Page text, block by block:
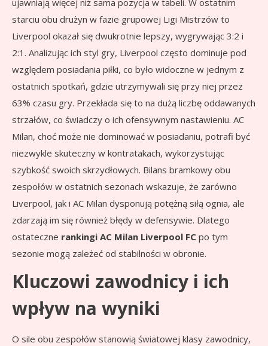
ujawniają więcej niż sama pozycja w tabeli. W ostatnim
starciu obu drużyn w fazie grupowej Ligi Mistrzów to
Liverpool okazał się dwukrotnie lepszy, wygrywając 3:2 i
2:1. Analizując ich styl gry, Liverpool często dominuje pod
względem posiadania piłki, co było widoczne w jednym z
ostatnich spotkań, gdzie utrzymywali się przy niej przez
63% czasu gry. Przekłada się to na dużą liczbę oddawanych
strzałów, co świadczy o ich ofensywnym nastawieniu. AC
Milan, choć może nie dominować w posiadaniu, potrafi być
niezwykle skuteczny w kontratakach, wykorzystując
szybkość swoich skrzydłowych. Bilans bramkowy obu
zespołów w ostatnich sezonach wskazuje, że zarówno
Liverpool, jak i AC Milan dysponują potężną siłą ognia, ale
zdarzają im się również błędy w defensywie. Dlatego
ostateczne rankingi AC Milan Liverpool FC po tym
sezonie mogą zależeć od stabilności w obronie.
Kluczowi zawodnicy i ich
wpływ na wyniki
O sile obu zespołów stanowią światowej klasy zawodnicy,